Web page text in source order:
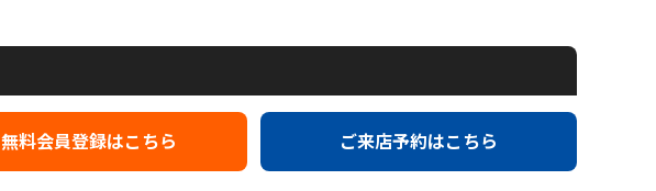
無料会員登録はこちら ご来店予約はこちら